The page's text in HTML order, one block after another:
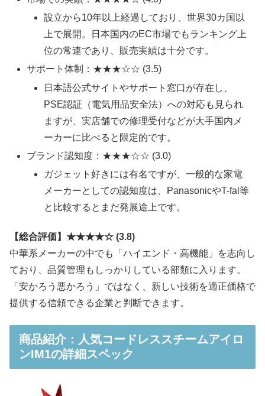
設立から10年以上経過しており、世界30カ国以
上で展開。日本国内のEC市場でもランキング上
位の常連であり、販売実績は十分です。​
サポート体制：★★★☆☆ (3.5)
日本語公式サイトやサポート窓口が存在し、
PSE認証（電気用品安全法）への対応も見られ
ますが、実店舗での修理受付などが大手国内メ
ーカーに比べると限定的です。​
ブランド認知度：★★★☆☆ (3.0)
ガジェット好きには有名ですが、一般的な家電
メーカーとしての認知度は、PanasonicやT-fal等
と比較するとまだ発展途上です。
【総合評価】★★★★☆ (3.8)
中華系メーカーの中でも「ハイエンド・高機能」を志向し
ており、品質管理もしっかりしている部類に入ります。
「安かろう悪かろう」ではなく、新しい技術を適正価格で
提供する信頼できる企業と判断できます。
商品紹介：人気コードレススチームアイロ
ンIM1の詳細スペック